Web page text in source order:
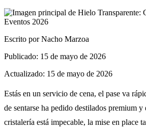
Escrito porNacho Marzoa
Publicado: 15 de mayo de 2026
Actualizado: 15 de mayo de 2026
Estás en un servicio de cena, el pase va
de sentarse ha pedido destilados premium y
cristalería está impecable, la mise en place